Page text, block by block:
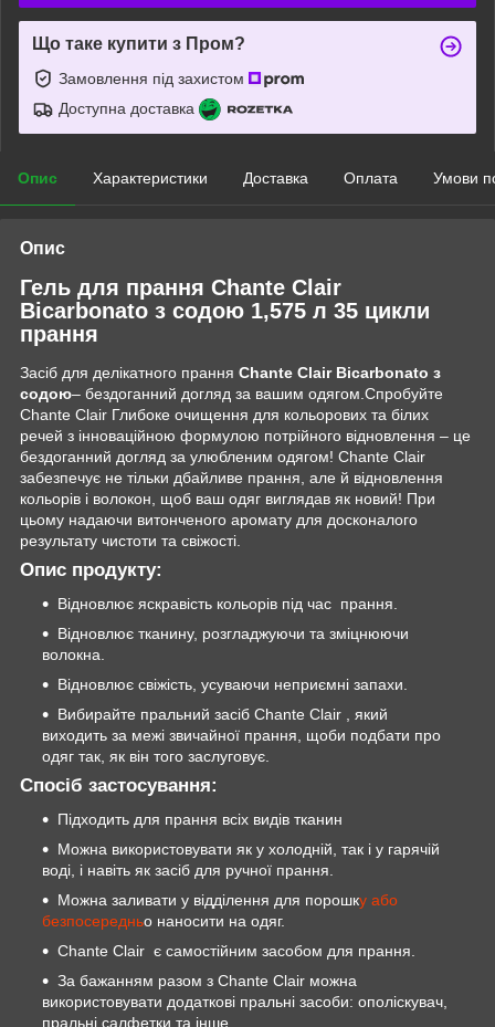
Що таке купити з Пром?
Замовлення під захистом
Доступна доставка
Опис Характеристики Доставка Оплата Умови
Опис
Гель для прання Chante Clair
Bicarbonato з содою 1,575 л 35 цикли
прання
Засіб для делікатного прання Chante Clair Bicarbonato з
содою– бездоганний догляд за вашим одягом.Спробуйте
Chante Clair Глибоке очищення для кольорових та білих
речей з інноваційною формулою потрійного відновлення – це
бездоганний догляд за улюбленим одягом! Chante Clair
забезпечує не тільки дбайливе прання, але й відновлення
кольорів і волокон, щоб ваш одяг виглядав як новий! При
цьому надаючи витонченого аромату для досконалого
результату чистоти та свіжості.
Опис продукту:
Відновлює яскравість кольорів під час прання.
Відновлює тканину, розгладжуючи та зміцнюючи
волокна.
Відновлює свіжість, усуваючи неприємні запахи.
Вибирайте пральний засіб Chante Clair , який
виходить за межі звичайної прання, щоби подбати про
одяг так, як він того заслуговує.
Спосіб застосування:
Підходить для прання всіх видів тканин
Можна використовувати як у холодній, так і у гарячій
воді, і навіть як засіб для ручної прання.
Можна заливати у відділення для порошку або
безпосередньо наносити на одяг.
Chante Clair є самостійним засобом для прання.
За бажанням разом з Chante Clair можна
використовувати додаткові пральні засоби: ополіскувач,
пральні салфетки та інше.